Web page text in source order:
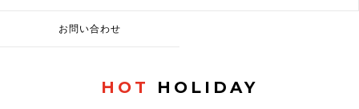
お問い合わせ
HOT HOLIDAY